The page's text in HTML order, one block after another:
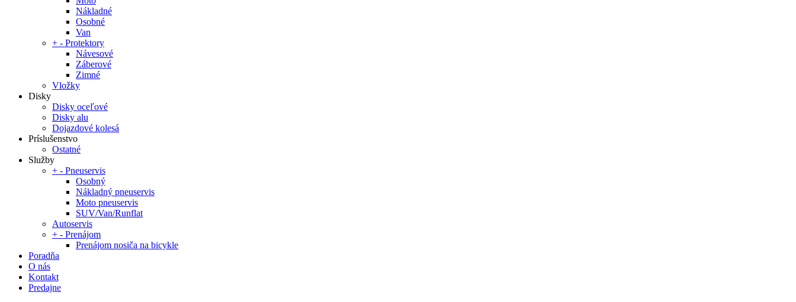
Nákladné
Osobné
Van
+ - Protektory
Návesové
Záberové
Zimné
Vložky
Disky
Disky oceľové
Disky alu
Dojazdové kolesá
Príslušenstvo
Ostatné
Služby
+ - Pneuservis
Osobný
Nákladný pneuservis
Moto pneuservis
SUV/Van/Runflat
Autoservis
+ - Prenájom
Prenájom nosiča na bicykle
Poradňa
O nás
Kontakt
Predajne